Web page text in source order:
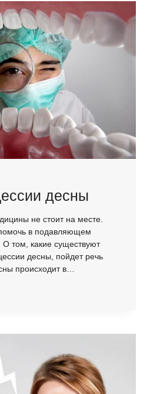
десны
не стоит на месте.
в подавляющем
О том, какие существуют
десны, пойдет речь
происходит в…